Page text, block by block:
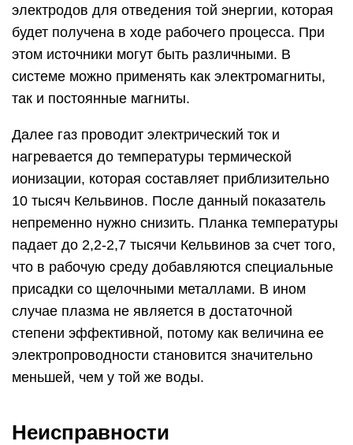
электродов для отведения той энергии, которая
будет получена в ходе рабочего процесса. При
этом источники могут быть различными. В
системе можно применять как электромагниты,
так и постоянные магниты.
Далее газ проводит электрический ток и
нагревается до температуры термической
ионизации, которая составляет приблизительно
10 тысяч Кельвинов. После данный показатель
непременно нужно снизить. Планка температуры
падает до 2,2-2,7 тысячи Кельвинов за счет того,
что в рабочую среду добавляются специальные
присадки со щелочными металлами. В ином
случае плазма не является в достаточной
степени эффективной, потому как величина ее
электропроводности становится значительно
меньшей, чем у той же воды.
Неисправности